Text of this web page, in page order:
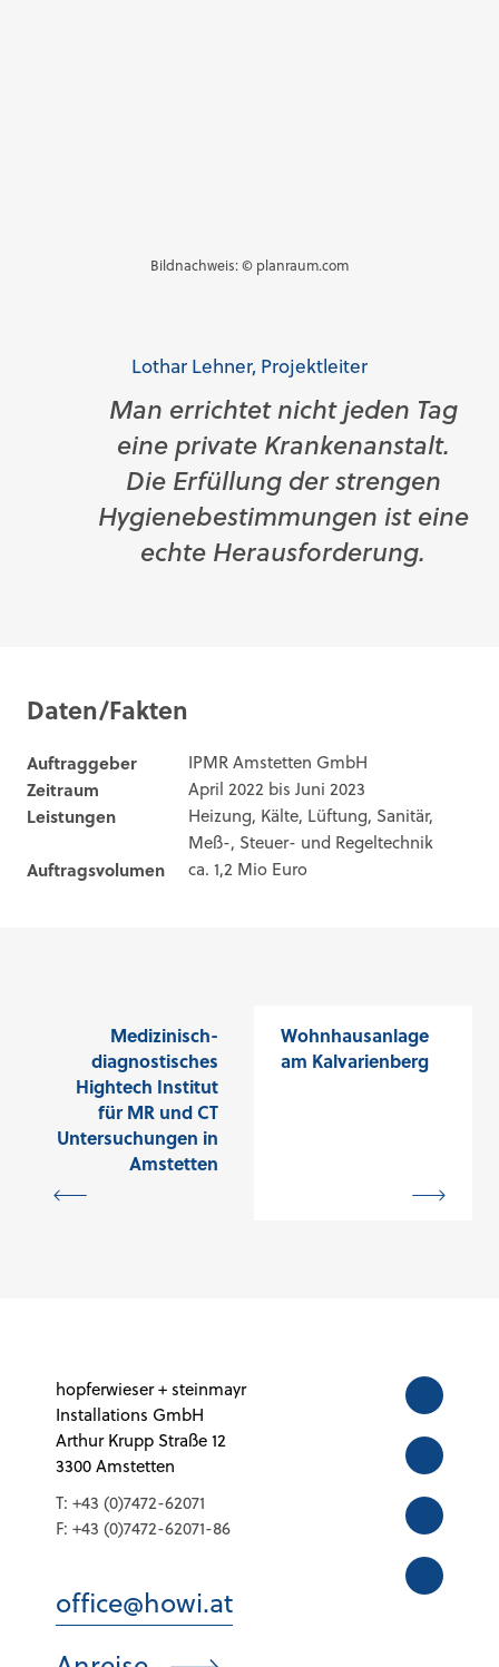
Bildnachweis: © planraum.com
Lothar Lehner, Projektleiter
Man errichtet nicht jeden Tag
eine private Krankenanstalt.
Die Erfüllung der strengen
Hygienebestimmungen ist eine
echte Herausforderung.
Daten/Fakten
Auftraggeber IPMR Amstetten GmbH
Zeitraum April 2022 bis Juni 2023
Leistungen
Heizung, Kälte, Lüftung, Sanitär,
Meß-, Steuer- und Regeltechnik
Auftragsvolumen ca. 1,2 Mio Euro
Medizinisch-
diagnostisches
Hightech Institut
für MR und CT
Untersuchungen in
Amstetten
Wohnhausanlage
am Kalvarienberg
hopferwieser + steinmayr
Installations GmbH
Arthur Krupp Straße 12
3300 Amstetten
T: +43 (0)7472-62071
F: +43 (0)7472-62071-86
office@howi.at